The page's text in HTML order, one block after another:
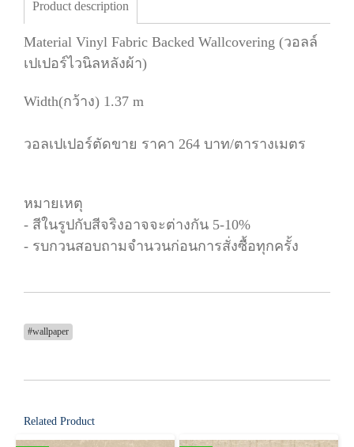
Product description
Material Vinyl Fabric Backed Wallcovering (วอลล์
เปเปอร์ไวนิลหลังผ้า)
Width(กว้าง) 1.37 m
วอลเปเปอร์ตัดขาย ราคา 264 บาท/ตารางเมตร
หมายเหตุ
- สีในรูปกับสีจริงอาจจะต่างกัน 5-10%
- รบกวนสอบถามจำนวนก่อนการสั่งซื้อทุกครั้ง
#wallpaper
Related Product